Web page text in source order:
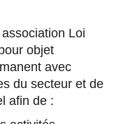
Loi
objet
avec
du secteur et de
afin de :